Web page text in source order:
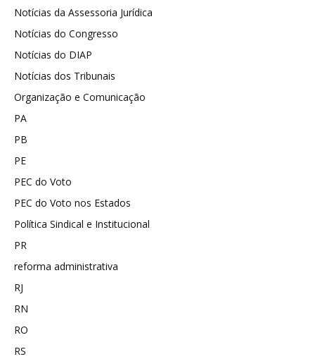
Notícias da Assessoria Jurídica
Notícias do Congresso
Notícias do DIAP
Notícias dos Tribunais
Organização e Comunicação
PA
PB
PE
PEC do Voto
PEC do Voto nos Estados
Política Sindical e Institucional
PR
reforma administrativa
RJ
RN
RO
RS